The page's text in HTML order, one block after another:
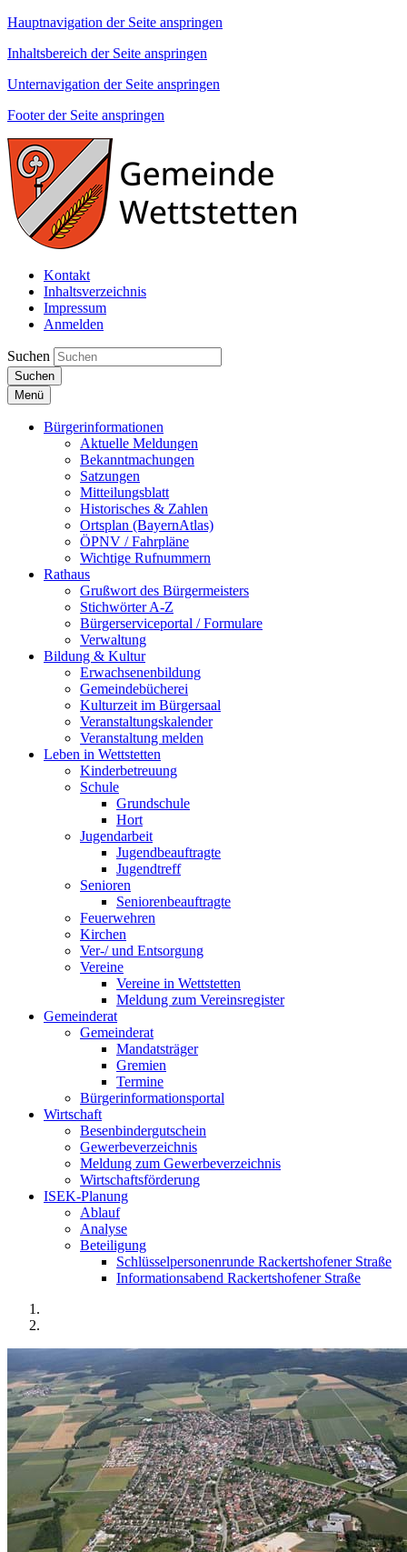
Hauptnavigation der Seite anspringen
Inhaltsbereich der Seite anspringen
Unternavigation der Seite anspringen
Footer der Seite anspringen
Kontakt
Inhaltsverzeichnis
Impressum
Anmelden
Suchen
Suchen
Menü
Bürgerinformationen
Aktuelle Meldungen
Bekanntmachungen
Satzungen
Mitteilungsblatt
Historisches & Zahlen
Ortsplan (BayernAtlas)
ÖPNV / Fahrpläne
Wichtige Rufnummern
Rathaus
Grußwort des Bürgermeisters
Stichwörter A-Z
Bürgerserviceportal / Formulare
Verwaltung
Bildung & Kultur
Erwachsenenbildung
Gemeindebücherei
Kulturzeit im Bürgersaal
Veranstaltungskalender
Veranstaltung melden
Leben in Wettstetten
Kinderbetreuung
Schule
Grundschule
Hort
Jugendarbeit
Jugendbeauftragte
Jugendtreff
Senioren
Seniorenbeauftragte
Feuerwehren
Kirchen
Ver-/ und Entsorgung
Vereine
Vereine in Wettstetten
Meldung zum Vereinsregister
Gemeinderat
Gemeinderat
Mandatsträger
Gremien
Termine
Bürgerinformationsportal
Wirtschaft
Besenbindergutschein
Gewerbeverzeichnis
Meldung zum Gewerbeverzeichnis
Wirtschaftsförderung
ISEK-Planung
Ablauf
Analyse
Beteiligung
Schlüsselpersonenrunde Rackertshofener Straße
Informationsabend Rackertshofener Straße